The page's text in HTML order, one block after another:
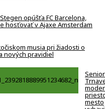
opúšťa FC Barcelona,
hosťovať v Ajaxe Amsterdam
musia pri žiadosti o
nových pravidiel
mesto